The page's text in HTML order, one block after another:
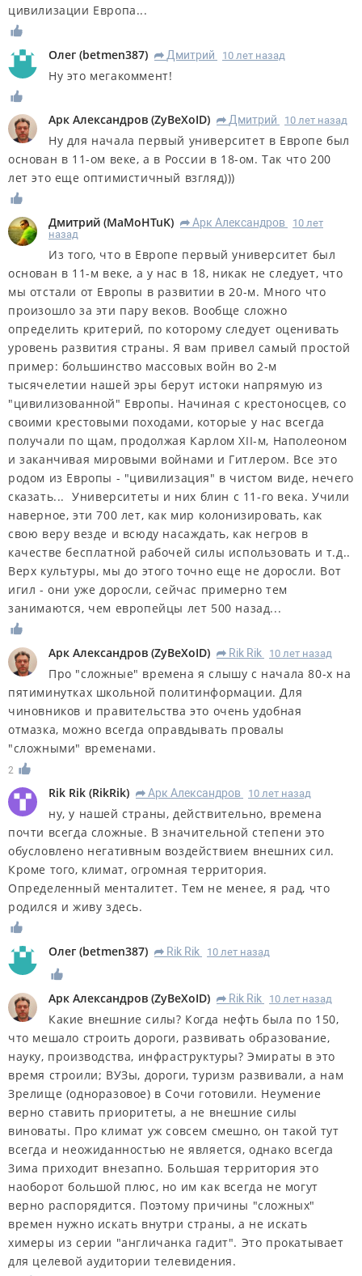
цивилизации Европа...
Олег (betmen387) R Дмитрий 10 лет назад
Ну это мегакоммент!
Арк Александров (ZyBeXoID) R Дмитрий 10 лет назад
Ну для начала первый университет в Европе был
основан в 11-ом веке, а в России в 18-ом. Так что 200
лет это еще оптимистичный взгляд)))
Дмитрий (MaMoHTuK) R Арк Александров
10 лет
назад
Из того, что в Европе первый университет был
основан в 11-м веке, а у нас в 18, никак не следует, что
мы отстали от Европы в развитии в 20-м. Много что
произошло за эти пару веков. Вообще сложно
определить критерий, по которому следует оценивать
уровень развития страны. Я вам привел самый простой
пример: большинство массовых войн во 2-м
тысячелетии нашей эры берут истоки напрямую из
"цивилизованной" Европы. Начиная с крестоносцев, со
своими крестовыми походами, которые у нас всегда
получали по щам, продолжая Карлом XII-м, Наполеоном
и заканчивая мировыми войнами и Гитлером. Все это
родом из Европы - "цивилизация" в чистом виде, нечего
сказать... Университеты и них блин с 11-го века. Учили
наверное, эти 700 лет, как мир колонизировать, как
свою веру везде и всюду насаждать, как негров в
качестве бесплатной рабочей силы использовать и т.д..
Верх культуры, мы до этого точно еще не доросли. Вот
игил - они уже доросли, сейчас примерно тем
занимаются, чем европейцы лет 500 назад...
Арк Александров (ZyBeXoID) R Rik Rik 10 лет назад
Про "сложные" времена я слышу с начала 80-х на
пятиминутках школьной политинформации. Для
чиновников и правительства это очень удобная
отмазка, можно всегда оправдывать провалы
"сложными" временами.
2
Rik Rik (RikRik) R Арк Александров 10 лет назад
ну, у нашей страны, действительно, времена
почти всегда сложные. В значительной степени это
обусловлено негативным воздействием внешних сил.
Кроме того, климат, огромная территория.
Определенный менталитет. Тем не менее, я рад, что
родился и живу здесь.
Олег (betmen387) R Rik Rik 10 лет назад
Арк Александров (ZyBeXoID) R Rik Rik 10 лет назад
Какие внешние силы? Когда нефть была по 150,
что мешало строить дороги, развивать образование,
науку, производства, инфраструктуры? Эмираты в это
время строили; ВУЗы, дороги, туризм развивали, а нам
Зрелище (одноразовое) в Сочи готовили. Неумение
верно ставить приоритеты, а не внешние силы
виноваты. Про климат уж совсем смешно, он такой тут
всегда и неожиданностью не является, однако всегда
Зима приходит внезапно. Большая территория это
наоборот большой плюс, но им как всегда не могут
верно распорядится. Поэтому причины "сложных"
времен нужно искать внутри страны, а не искать
химеры из серии "англичанка гадит". Это прокатывает
для целевой аудитории телевидения.